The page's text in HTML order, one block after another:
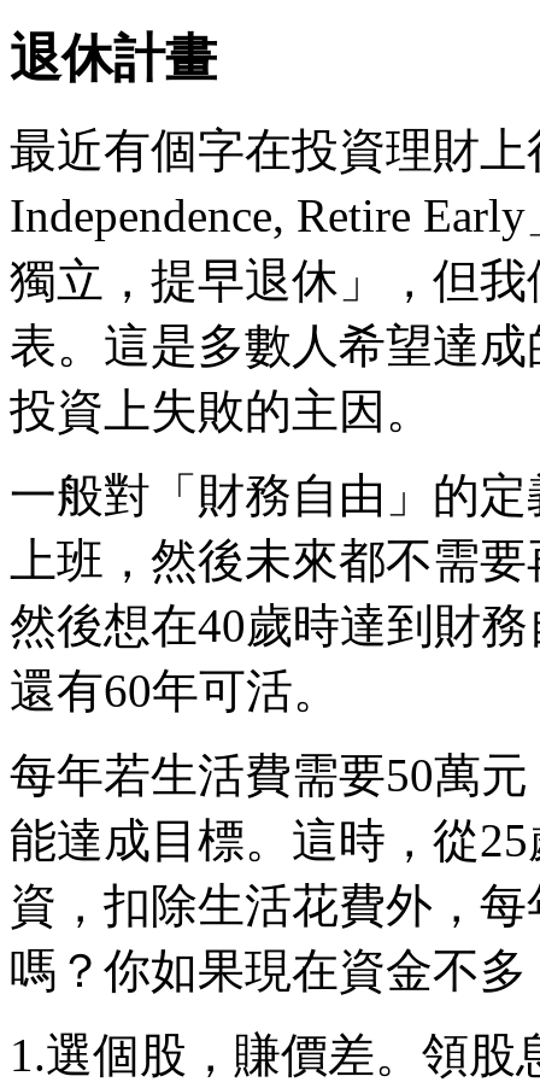
退休計畫
最近有個字在投資理財
Independence, Retire
獨立，提早退休」，但
表。這是多數人希望達
投資上失敗的主因。
一般對「財務自由」的
上班，然後未來都不需
然後想在40歲時達到財
還有60年可活。
每年若生活費需要50萬
能達成目標。這時，從
資，扣除生活花費外，
嗎？你如果現在資金不
1.選個股，賺價差。領股